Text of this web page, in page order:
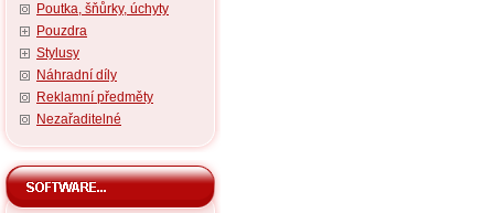
Poutka, šňůrky, úchyty
Pouzdra
Stylusy
Náhradní díly
Reklamní předměty
Nezařaditelné